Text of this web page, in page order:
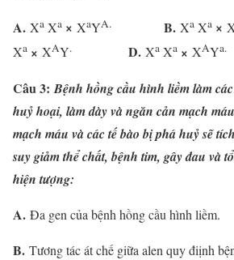
A. Xa Xa × XaYA. B. Xa Xa ×
Xa × XAY. D. Xa Xa × XAYa.
Câu 3: Bệnh hồng cầu hình liềm làm
huỷ hoại, làm dày và ngăn cản mạch
mạch máu và các tế bào bị phá huỷ sẽ
suy giảm thể chất, bệnh tim, gây đau và
hiện tượng:
A. Đa gen của bệnh hồng cầu hình liềm.
B. Tương tác át chế giữa alen quy điịnh